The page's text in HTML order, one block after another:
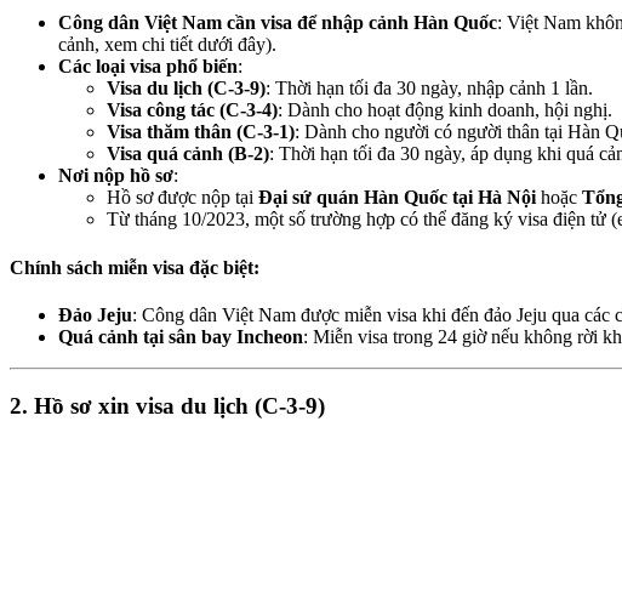
Công dân Việt Nam cần visa để nhập cảnh Hàn Quốc: Việt Nam
cảnh, xem chi tiết dưới đây).
Các loại visa phổ biến:
Visa du lịch (C-3-9): Thời hạn tối đa 30 ngày, nhập cảnh 1 lần.
Visa công tác (C-3-4): Dành cho hoạt động kinh doanh, hội nghị.
Visa thăm thân (C-3-1): Dành cho người có người thân tại Hàn
Visa quá cảnh (B-2): Thời hạn tối đa 30 ngày, áp dụng khi quá
Nơi nộp hồ sơ:
Hồ sơ được nộp tại Đại sứ quán Hàn Quốc tại Hà Nội hoặc
Từ tháng 10/2023, một số trường hợp có thể đăng ký visa điện tử
Chính sách miễn visa đặc biệt:
Đảo Jeju: Công dân Việt Nam được miễn visa khi đến đảo Jeju qua
Quá cảnh tại sân bay Incheon: Miễn visa trong 24 giờ nếu không rời
2. Hồ sơ xin visa du lịch (C-3-9)